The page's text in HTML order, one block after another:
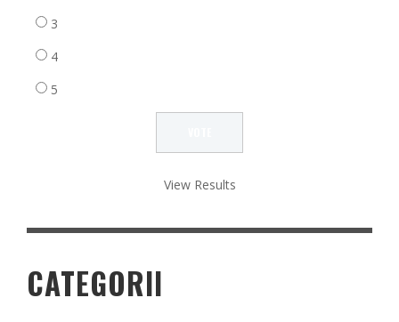
3
4
5
View Results
CATEGORII